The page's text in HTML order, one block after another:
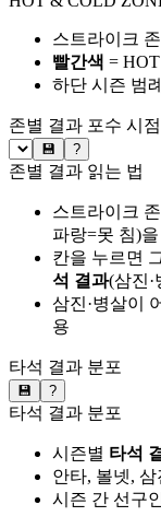
스트라이크
빨간색 =
하단 시즌 범
존별 결과 포수 시점
💾 ?
존별 결과 읽는 법
스트라이크
파랑=못 침)을
칸을 누르면
석 결과(삼진·
삼진·병살이
용
타석 결과 분포
💾 ?
타석 결과 분포
시즌별 타석
안타, 볼넷,
시즌 간 선구